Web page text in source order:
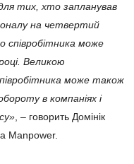
тих, хто запланував
на четвертий
співробітника може
Великою
може також
в компаніях і
, – говорить Домінік
Manpower.